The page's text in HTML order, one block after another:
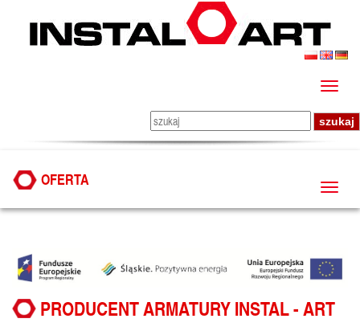
OFERTA
PRODUCENT ARMATURY INSTAL - ART